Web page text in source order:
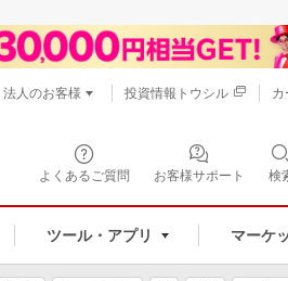
よくあるご質問 お客様サポート 検
ツール・アプリ マーケ
法人のお客様 投資情報トウシル カ